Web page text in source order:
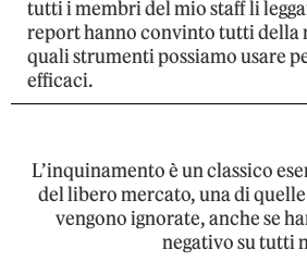
tutti i membri del mio staff li
report hanno convinto tutti della
quali strumenti possiamo usare
efficaci.
L’inquinamento è un classico
del libero mercato, una di
vengono ignorate, anche se
negativo su tutti